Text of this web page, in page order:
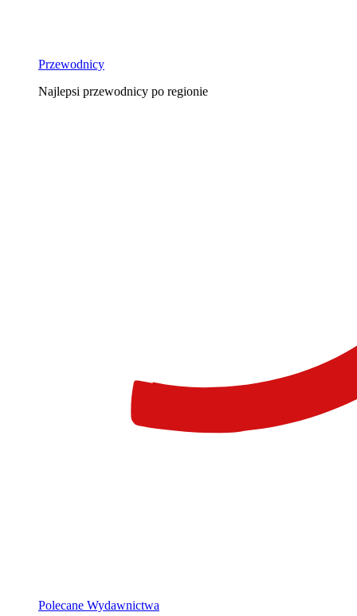
Przewodnicy
Najlepsi przewodnicy po regionie
Polecane Wydawnictwa